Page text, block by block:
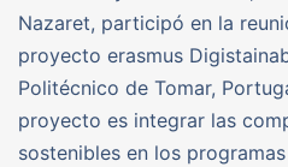
Nazaret, participó en la
proyecto erasmus
Politécnico de Tomar,
proyecto es integrar las
sostenibles en los